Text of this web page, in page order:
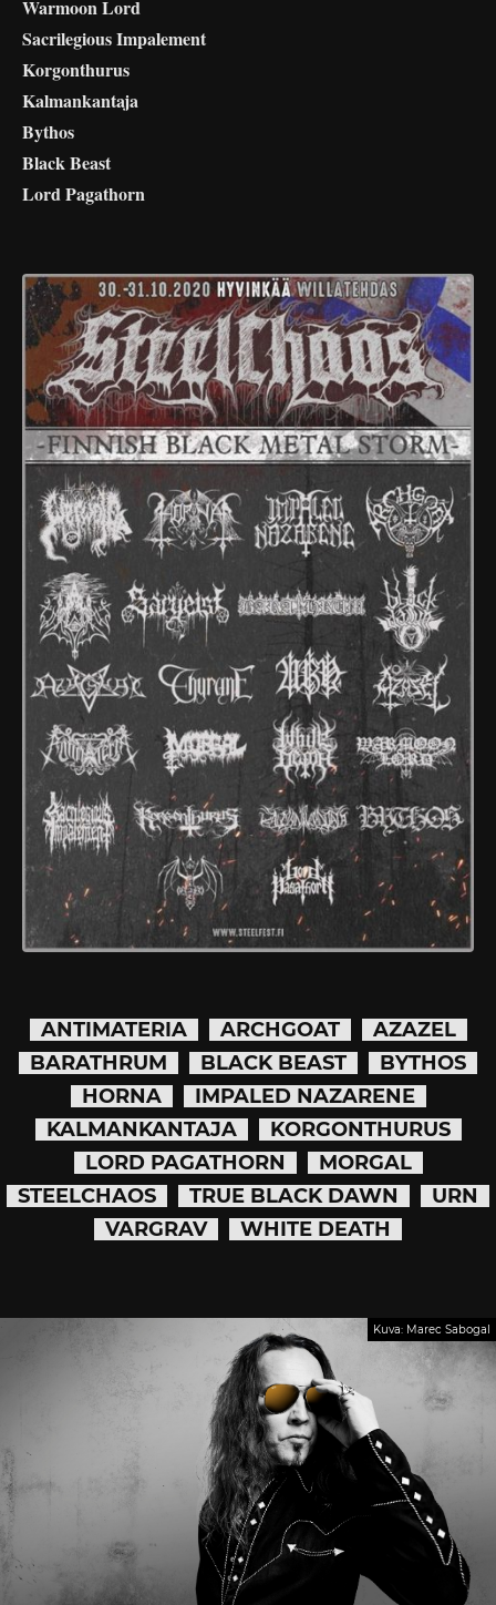
Warmoon Lord
Sacrilegious Impalement
Korgonthurus
Kalmankantaja
Bythos
Black Beast
Lord Pagathorn
ANTIMATERIA ARCHGOAT
AZAZEL
BARATHRUM
BLACK BEAST
BYTHOS
HORNA
IMPALED NAZARENE
KALMANKANTAJA
KORGONTHURUS
LORD PAGATHORN
MORGAL
STEELCHAOS
TRUE BLACK DAWN
URN
VARGRAV
WHITE DEATH
Kuva: Marec Sabogal